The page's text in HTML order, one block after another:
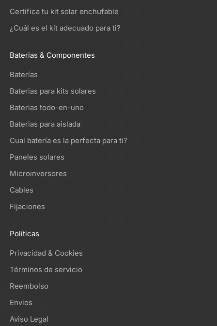
Certifica tu kit solar enchufable
¿Cuál es el kit adecuado para ti?
Baterias & Componentes
Baterías
Baterias para kits solares
Baterias todo-en-uno
Baterias para aislada
Cual batería es la perfecta para ti?
Paneles solares
Microinversores
Cables
Fijaciones
Políticas
Privacidad & Cookies
Términos de servicio
Reembolso
Envios
Aviso Legal